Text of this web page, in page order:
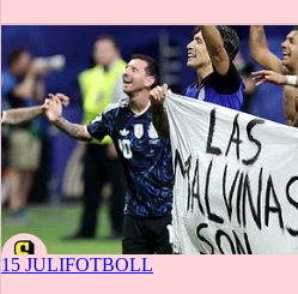
15 JULIFOTBOLL